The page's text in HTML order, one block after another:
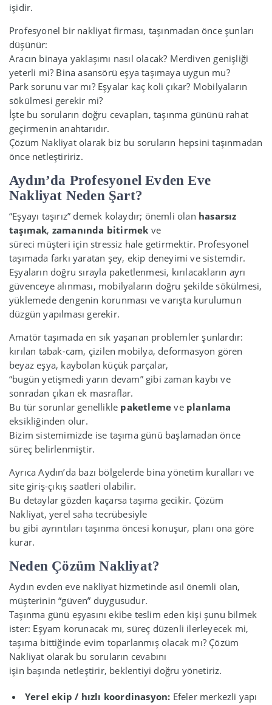
işidir.
Profesyonel bir nakliyat firması, taşınmadan önce şunları
düşünür:
Aracın binaya yaklaşımı nasıl olacak? Merdiven genişliği
yeterli mi? Bina asansörü eşya taşımaya uygun mu?
Park sorunu var mı? Eşyalar kaç koli çıkar? Mobilyaların
sökülmesi gerekir mi?
İşte bu soruların doğru cevapları, taşınma gününü rahat
geçirmenin anahtarıdır.
Çözüm Nakliyat olarak biz bu soruların hepsini taşınmadan
önce netleştiririz.
Aydın’da Profesyonel Evden Eve
Nakliyat Neden Şart?
“Eşyayı taşırız” demek kolaydır; önemli olan hasarsız
taşımak, zamanında bitirmek ve
süreci müşteri için stressiz hale getirmektir. Profesyonel
taşımada farkı yaratan şey, ekip deneyimi ve sistemdir.
Eşyaların doğru sırayla paketlenmesi, kırılacakların ayrı
güvenceye alınması, mobilyaların doğru şekilde sökülmesi,
yüklemede dengenin korunması ve varışta kurulumun
düzgün yapılması gerekir.
Amatör taşımada en sık yaşanan problemler şunlardır:
kırılan tabak-cam, çizilen mobilya, deformasyon gören
beyaz eşya, kaybolan küçük parçalar,
“bugün yetişmedi yarın devam” gibi zaman kaybı ve
sonradan çıkan ek masraflar.
Bu tür sorunlar genellikle paketleme ve planlama
eksikliğinden olur.
Bizim sistemimizde ise taşıma günü başlamadan önce
süreç belirlenmiştir.
Ayrıca Aydın’da bazı bölgelerde bina yönetim kuralları ve
site giriş-çıkış saatleri olabilir.
Bu detaylar gözden kaçarsa taşıma gecikir. Çözüm
Nakliyat, yerel saha tecrübesiyle
bu gibi ayrıntıları taşınma öncesi konuşur, planı ona göre
kurar.
Neden Çözüm Nakliyat?
Aydın evden eve nakliyat hizmetinde asıl önemli olan,
müşterinin “güven” duygusudur.
Taşınma günü eşyasını ekibe teslim eden kişi şunu bilmek
ister: Eşyam korunacak mı, süreç düzenli ilerleyecek mi,
taşıma bittiğinde evim toparlanmış olacak mı? Çözüm
Nakliyat olarak bu soruların cevabını
işin başında netleştirir, beklentiyi doğru yönetiriz.
Yerel ekip / hızlı koordinasyon: Efeler merkezli yapı